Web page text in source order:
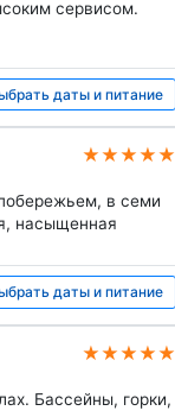
сервисом.
даты и питание
★★★★★
в семи
насыщенная
даты и питание
★★★★★
Бассейны, горки,